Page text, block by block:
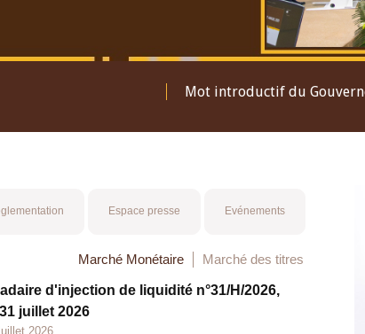
Mot introductif du
Espace presse Evénements
Marché Monétaire Marché des titres
d'injection de liquidité n°31/H/2026,
juillet 2026
2026